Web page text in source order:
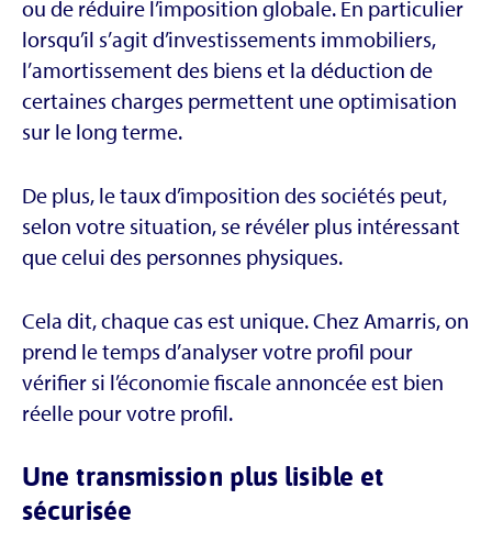
ou de réduire l’imposition globale. En particulier
lorsqu’il s’agit d’investissements immobiliers,
l’amortissement des biens et la déduction de
certaines charges permettent une optimisation
sur le long terme.
De plus, le taux d’imposition des sociétés peut,
selon votre situation, se révéler plus intéressant
que celui des personnes physiques.
Cela dit, chaque cas est unique. Chez Amarris, on
prend le temps d’analyser votre profil pour
vérifier si l’économie fiscale annoncée est bien
réelle pour votre profil.
Une transmission plus lisible et
sécurisée